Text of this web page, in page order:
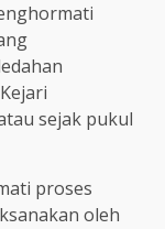
sejak pukul
proses
oleh